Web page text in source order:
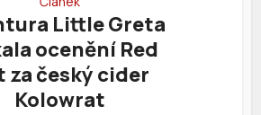
Little Greta
ocenění Red
za český cider
Kolowrat